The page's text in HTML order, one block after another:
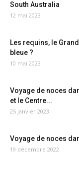
South Australia
12 mai 2023
Les requins, le
bleue ?
10 mai 2023
Voyage de noces
et le Centre...
25 janvier 2023
Voyage de noces
19 décembre 2022